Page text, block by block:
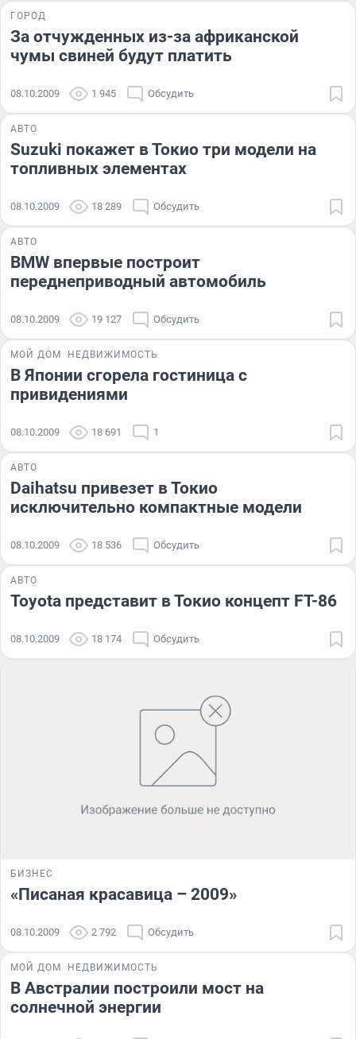
ГОРОД
За отчужденных из-за африканской
чумы свиней будут платить
08.10.2009 1 945 Обсудить
АВТО
Suzuki покажет в Токио три модели на
топливных элементах
08.10.2009 18 289 Обсудить
АВТО
BMW впервые построит
переднеприводный автомобиль
08.10.2009 19 127 Обсудить
МОЙ ДОМ НЕДВИЖИМОСТЬ
В Японии сгорела гостиница с
привидениями
08.10.2009 18 691 1
АВТО
Daihatsu привезет в Токио
исключительно компактные модели
08.10.2009 18 536 Обсудить
АВТО
Toyota представит в Токио концепт FT-86
08.10.2009 18 174 Обсудить
БИЗНЕС
«Писаная красавица – 2009»
08.10.2009 2 792 Обсудить
МОЙ ДОМ НЕДВИЖИМОСТЬ
В Австралии построили мост на
солнечной энергии